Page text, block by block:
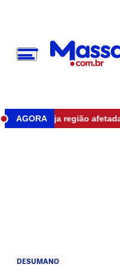
AGORA
veja região afetada •
DESUMANO